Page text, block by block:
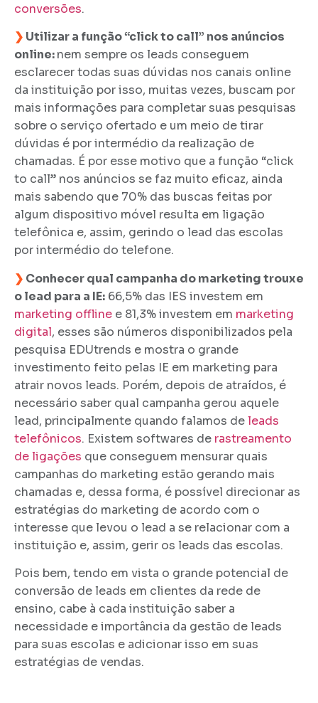
conversões.
❯ Utilizar a função “click to call” nos anúncios
online:nem sempre os leads conseguem
esclarecer todas suas dúvidas nos canais online
da instituição por isso, muitas vezes, buscam por
mais informações para completar suas pesquisas
sobre o serviço ofertado e um meio de tirar
dúvidas é por intermédio da realização de
chamadas. É por esse motivo que a função “click
to call” nos anúncios se faz muito eficaz, ainda
mais sabendo que 70% das buscas feitas por
algum dispositivo móvel resulta em ligação
telefônica e, assim, gerindo o lead das escolas
por intermédio do telefone.
❯ Conhecer qual campanha do marketing trouxe
o lead para a IE: 66,5% das IES investem em
marketing offline e 81,3% investem em marketing
digital, esses são números disponibilizados pela
pesquisa EDUtrends e mostra o grande
investimento feito pelas IE em marketing para
atrair novos leads. Porém, depois de atraídos, é
necessário saber qual campanha gerou aquele
lead, principalmente quando falamos deleads
telefônicos. Existem softwares de rastreamento
de ligações que conseguem mensurar quais
campanhas do marketing estão gerando mais
chamadas e, dessa forma, é possível direcionar as
estratégias do marketing de acordo com o
interesse que levou o lead a se relacionar com a
instituição e, assim, gerir os leads das escolas.
Pois bem, tendo em vista o grande potencial de
conversão de leads em clientes da rede de
ensino, cabe à cada instituição saber a
necessidade e importância da gestão de leads
para suas escolas e adicionar isso em suas
estratégias de vendas.